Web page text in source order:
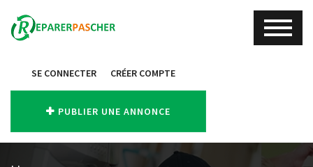
SE CONNECTER CRÉER COMPTE
PUBLIER UNE ANNONCE